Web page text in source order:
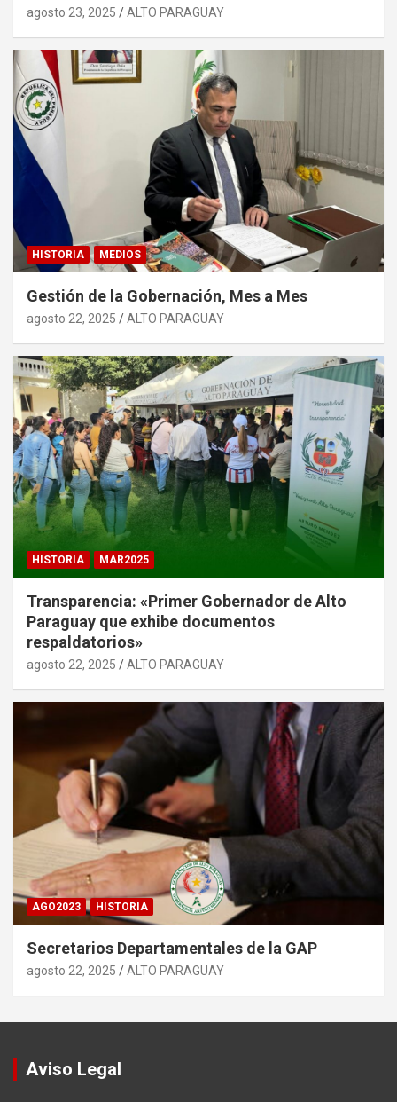
agosto 23, 2025 ALTO PARAGUAY
HISTORIA MEDIOS
Gestión de la Gobernación, Mes a Mes
agosto 22, 2025 ALTO PARAGUAY
HISTORIA MAR2025
Transparencia: «Primer Gobernador de Alto
Paraguay que exhibe documentos
respaldatorios»
agosto 22, 2025 ALTO PARAGUAY
AGO2023 HISTORIA
Secretarios Departamentales de la GAP
agosto 22, 2025 ALTO PARAGUAY
Aviso Legal